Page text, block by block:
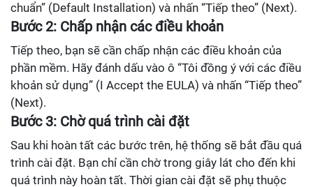
chuẩn” (Default Installation) và nhấn “Tiếp theo” (Next).
Bước 2: Chấp nhận các điều khoản
Tiếp theo, bạn sẽ cần chấp nhận các điều khoản của
phần mềm. Hãy đánh dấu vào ô “Tôi đồng ý với các điều
khoản sử dụng” (I Accept the EULA) và nhấn “Tiếp theo”
(Next).
Bước 3: Chờ quá trình cài đặt
Sau khi hoàn tất các bước trên, hệ thống sẽ bắt đầu quá
trình cài đặt. Bạn chỉ cần chờ trong giây lát cho đến khi
quá trình này hoàn tất. Thời gian cài đặt sẽ phụ thuộc